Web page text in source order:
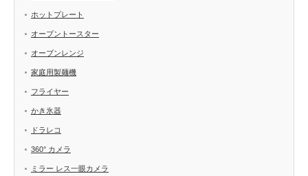
ホットプレート
オーブントースター
オーブンレンジ
家庭用製麺機
フライヤー
かき氷器
ドラレコ
360° カメラ
ミラー レス一眼カメラ